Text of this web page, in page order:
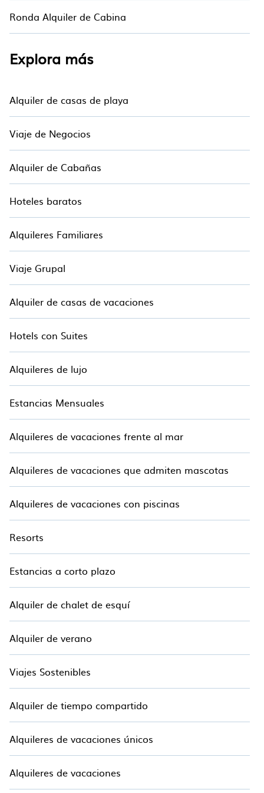
Ronda Alquiler de Cabina
Explora más
Alquiler de casas de playa
Viaje de Negocios
Alquiler de Cabañas
Hoteles baratos
Alquileres Familiares
Viaje Grupal
Alquiler de casas de vacaciones
Hotels con Suites
Alquileres de lujo
Estancias Mensuales
Alquileres de vacaciones frente al mar
Alquileres de vacaciones que admiten mascotas
Alquileres de vacaciones con piscinas
Resorts
Estancias a corto plazo
Alquiler de chalet de esquí
Alquiler de verano
Viajes Sostenibles
Alquiler de tiempo compartido
Alquileres de vacaciones únicos
Alquileres de vacaciones